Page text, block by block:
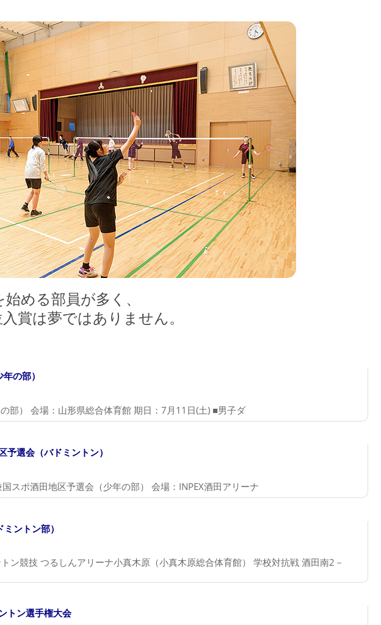
める部員が多く、
賞は夢ではありません。
の部）
部） 会場：山形県総合体育館 期日：7月11日(土) ■男子ダ
選会（バドミントン）
スポ酒田地区予選会（少年の部） 会場：INPEX酒田アリーナ
ントン部）
ン競技 つるしんアリーナ小真木原（小真木原総合体育館） 学校対抗戦 酒田南2－
トン選手権大会